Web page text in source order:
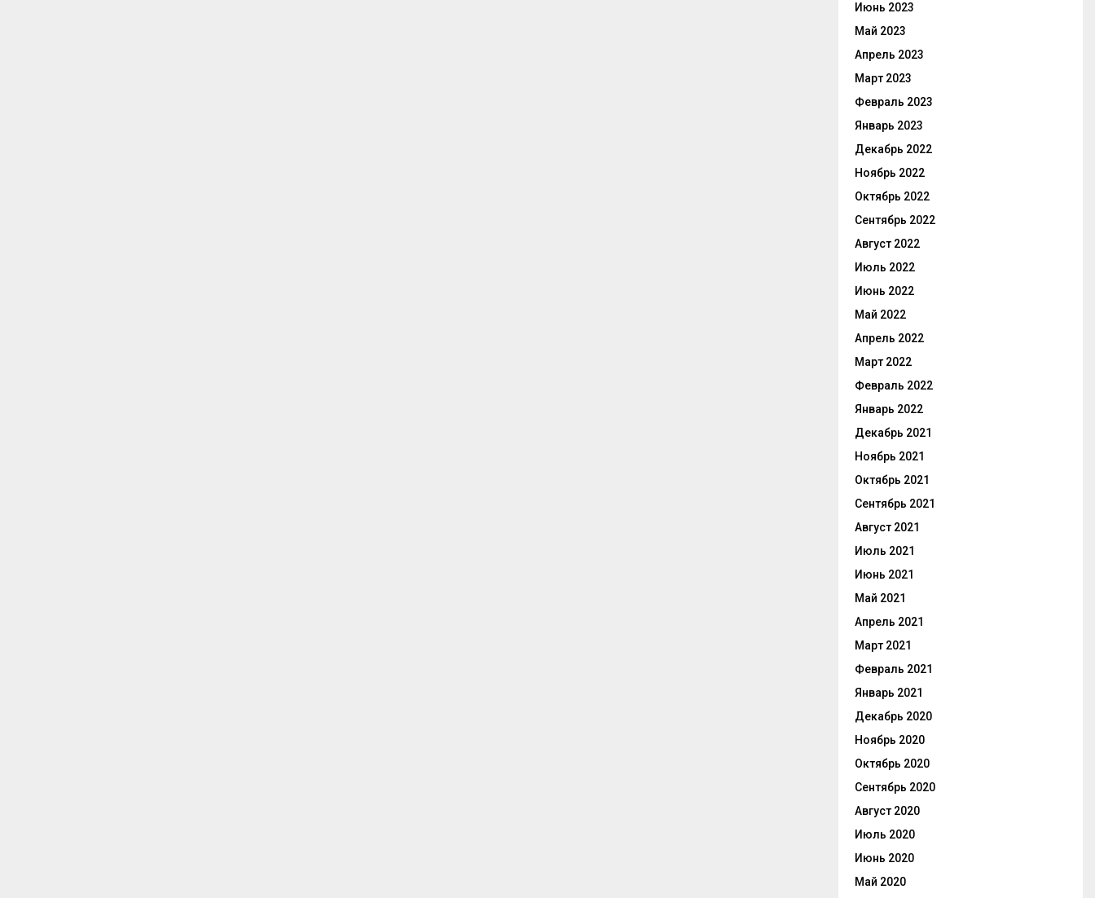
Июнь 2023
Май 2023
Апрель 2023
Март 2023
Февраль 2023
Январь 2023
Декабрь 2022
Ноябрь 2022
Октябрь 2022
Сентябрь 2022
Август 2022
Июль 2022
Июнь 2022
Май 2022
Апрель 2022
Март 2022
Февраль 2022
Январь 2022
Декабрь 2021
Ноябрь 2021
Октябрь 2021
Сентябрь 2021
Август 2021
Июль 2021
Июнь 2021
Май 2021
Апрель 2021
Март 2021
Февраль 2021
Январь 2021
Декабрь 2020
Ноябрь 2020
Октябрь 2020
Сентябрь 2020
Август 2020
Июль 2020
Июнь 2020
Май 2020